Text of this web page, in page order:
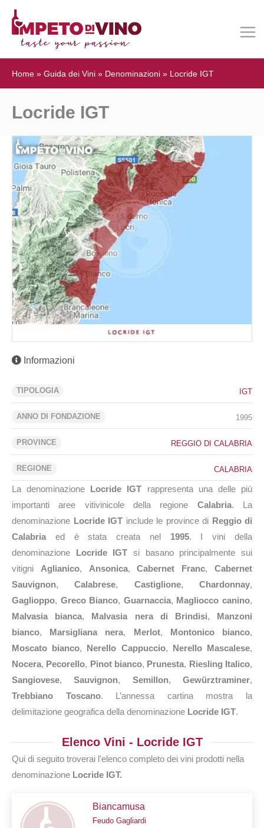
Home » Guida dei Vini » Denominazioni » Locride IGT
Locride IGT
Informazioni
TIPOLOGIA IGT
ANNO DI FONDAZIONE 1995
PROVINCE REGGIO DI CALABRIA
REGIONE CALABRIA
La denominazione Locride IGT rappresenta una delle più
importanti aree vitivinicole della regione Calabria. La
denominazione Locride IGT include le province di Reggio di
Calabria ed è stata creata nel 1995. I vini della
denominazione Locride IGT si basano principalmente sui
vitigni Aglianico, Ansonica,Cabernet Franc,Cabernet
Sauvignon,Calabrese, Castiglione,Chardonnay,
Gaglioppo, Greco Bianco, Guarnaccia, Magliocco canino,
Malvasia bianca, Malvasia nera di Brindisi, Manzoni
bianco, Marsigliana nera, Merlot, Montonico bianco,
Moscato bianco, Nerello Cappuccio, Nerello Mascalese,
Nocera, Pecorello, Pinot bianco, Prunesta, Riesling Italico,
Sangiovese,Sauvignon, Semillon,Gewürztraminer,
Trebbiano Toscano. L’annessa cartina mostra la
delimitazione geografica della denominazione Locride IGT.
Elenco Vini - Locride IGT
Qui di seguito troverai l'elenco completo dei vini prodotti nella
denominazione Locride IGT.
Biancamusa
Feudo Gagliardi